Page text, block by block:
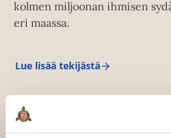
u
u
n
ä
kolmen miljoonan ihmisen
eri maassa.
Lue lisää tekijästä
E
m
v